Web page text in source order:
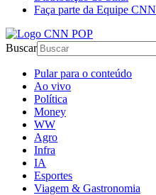
Faça parte da Equipe CNN
Buscar
Pular para o conteúdo
Ao vivo
Política
Money
WW
Agro
Infra
IA
Esportes
Viagem & Gastronomia